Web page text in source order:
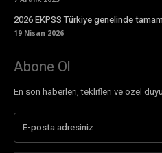
2026 EKPSS Türkiye genelinde
19 Nisan 2026
Abone Ol
En son haberleri, teklifleri ve özel